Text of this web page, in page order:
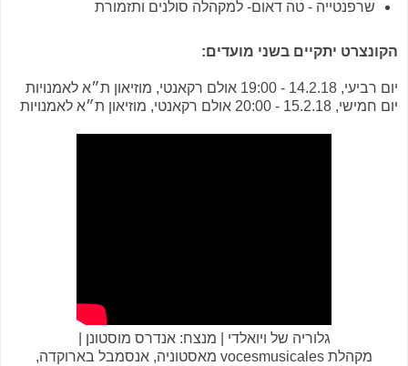
שרפנטייה - טה דאום- למקהלה סולנים ותזמורת
הקונצרט יתקיים בשני מועדים:
יום רביעי, 14.2.18 - 19:00 אולם רקאנטי, מוזיאון ת״א לאמנויות
יום חמישי, 15.2.18 - 20:00 אולם רקאנטי, מוזיאון ת״א לאמנויות
גלוריה של ויואלדי | מנצח: אנדרס מוסטונן |
מקהלת vocesmusicales מאסטוניה, אנסמבל בארוקדה,